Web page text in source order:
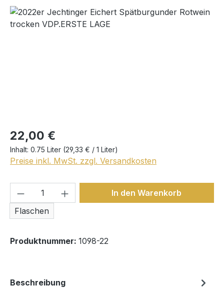
Bildergalerie überspringen
Regulärer Preis:
22,00 €
Inhalt: 0.75 Liter (29,33 € / 1 Liter)
Preise inkl. MwSt. zzgl. Versandkosten
Produkt Anzahl: Gib den
Flaschen
In den Warenkorb
Produktnummer: 1098-22
Beschreibung